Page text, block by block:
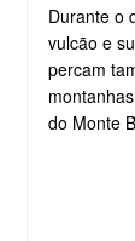
Durante o
vulcão e
percam
do Monte